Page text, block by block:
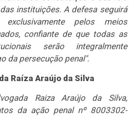
instituições. A defesa seguirá
exclusivamente pelos meios
confiante de que todas as
serão integralmente
da persecução penal".
Raíza Araújo da Silva
Raiza Araújo da Silva,
da ação penal nº 8003302-